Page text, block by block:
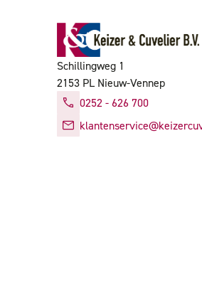
Schillingweg 1
2153 PL Nieuw-Vennep
0252 - 626 700